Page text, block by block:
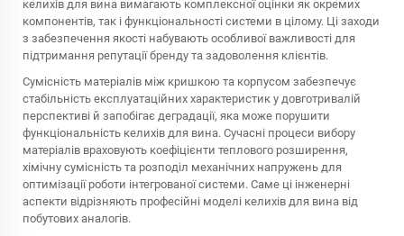
келихів для вина вимагають комплексної оцінки як окремих
компонентів, так і функціональності системи в цілому. Ці заходи
з забезпечення якості набувають особливої важливості для
підтримання репутації бренду та задоволення клієнтів.
Сумісність матеріалів між кришкою та корпусом забезпечує
стабільність експлуатаційних характеристик у довготривалій
перспективі й запобігає деградації, яка може порушити
функціональність келихів для вина. Сучасні процеси вибору
матеріалів враховують коефіцієнти теплового розширення,
хімічну сумісність та розподіл механічних напружень для
оптимізації роботи інтегрованої системи. Саме ці інженерні
аспекти відрізняють професійні моделі келихів для вина від
побутових аналогів.